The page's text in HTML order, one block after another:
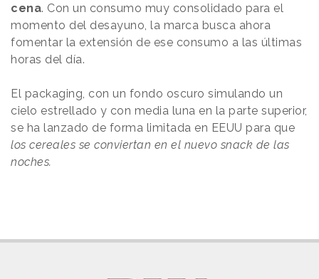
cena. Con un consumo muy consolidado para el
momento del desayuno, la marca busca ahora
fomentar la extensión de ese consumo a las últimas
horas del día.
El packaging, con un fondo oscuro simulando un
cielo estrellado y con media luna en la parte superior,
se ha lanzado de forma limitada en EEUU para que
los cereales se conviertan en el nuevo snack de las
noches.